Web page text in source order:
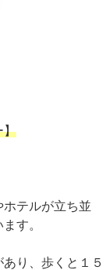
】
テルが立ち並
す。
り、歩くと１５